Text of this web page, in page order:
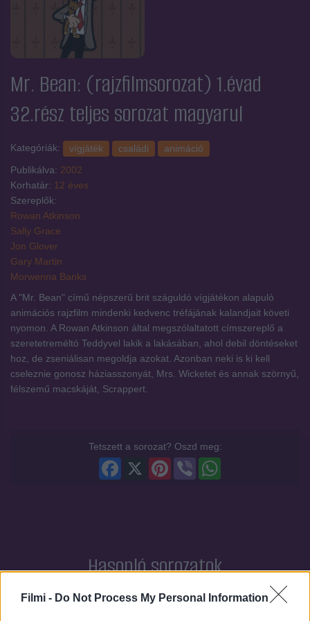
Filmi - Do Not Process My Personal Information
Mr. Bean: (rajzfilmsorozat) 1.évad
32.rész teljes sorozat magyarul
Kategóriák: vígjáték családi
animáció
Publikálva: 2002
Korhatár: 12 éves
Szereplők:
Rowan Atkinson
Sally Grace
Jon Glover
Gary Martin
Morwenna Banks
A "Mr. Bean" című népszerű brit száguldó vígjátékon alapuló
animációs rajzfilm mindenki kedvenc tréfájának kalandjait követi
nyomon. A Rowan Atkinson által megszólaltatott címszereplő a
szeretetreméltó Teddyvel lakik a lakásában, ahol debil döntéseket
hoz, de zseniálisan megoldja azokat. Azonban neki is ki kell
cseleznie gonosz háziasszonyát, Mrs. Wicketet és annak szörnyű,
félszemű macskáját, Scrappert.
Tetszett a sorozat? Oszd meg:
Viber
Pinterest
Facebook
Hasonló sorozatok
SOROZAT